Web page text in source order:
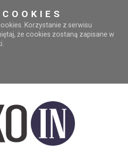
Korzystanie z serwisu
że cookies zostaną zapisane w